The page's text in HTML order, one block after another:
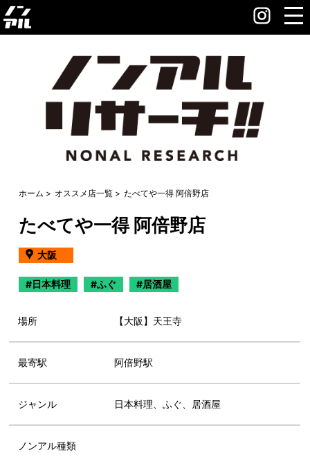
ホーム オススメ店一覧 たべてや一得 阿倍野店
たべてや一得 阿倍野店
大阪
日本料理 ふぐ 居酒屋
場所 【大阪】天王寺
最寄駅 阿倍野駅
ジャンル 日本料理、ふぐ、居酒屋
ノンアル種類